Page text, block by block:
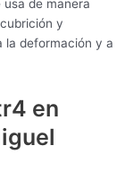
de manera
y
la deformación y a
en